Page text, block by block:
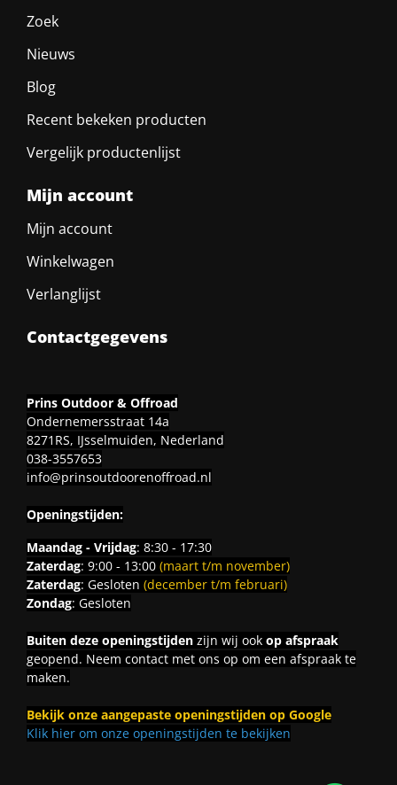
Zoek
Nieuws
Blog
Recent bekeken producten
Vergelijk productenlijst
Mijn account
Mijn account
Winkelwagen
Verlanglijst
Contactgegevens
Prins Outdoor & Offroad
Ondernemersstraat 14a
8271RS, IJsselmuiden, Nederland
038-3557653
info@prinsoutdoorenoffroad.nl
Openingstijden:
Maandag - Vrijdag: 8:30 - 17:30
Zaterdag: 9:00 - 13:00 (maart t/m november)
Zaterdag: Gesloten (december t/m februari)
Zondag: Gesloten
Buiten deze openingstijdenzijn wij ook op afspraak
geopend. Neem contact met ons op om een afspraak te
maken.
Bekijk onze aangepaste openingstijden op Google
Klik hier om onze openingstijden te bekijken